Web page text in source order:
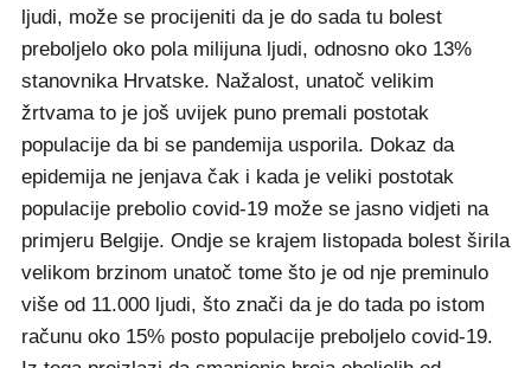
ljudi, može se procijeniti da je do sada tu bolest
preboljelo oko pola milijuna ljudi, odnosno oko 13%
stanovnika Hrvatske. Nažalost, unatoč velikim
žrtvama to je još uvijek puno premali postotak
populacije da bi se pandemija usporila. Dokaz da
epidemija ne jenjava čak i kada je veliki postotak
populacije prebolio covid-19 može se jasno vidjeti na
primjeru Belgije. Ondje se krajem listopada bolest širila
velikom brzinom unatoč tome što je od nje preminulo
više od 11.000 ljudi, što znači da je do tada po istom
računu oko 15% posto populacije preboljelo covid-19.